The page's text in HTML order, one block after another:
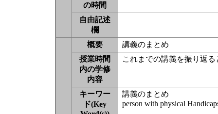
の時間
自由記述
欄
概要
講義のまとめ
授業時間
内の学修
内容
これまでの講義を振り返
キーワー
ド(Key
講義のまとめ
person with physical